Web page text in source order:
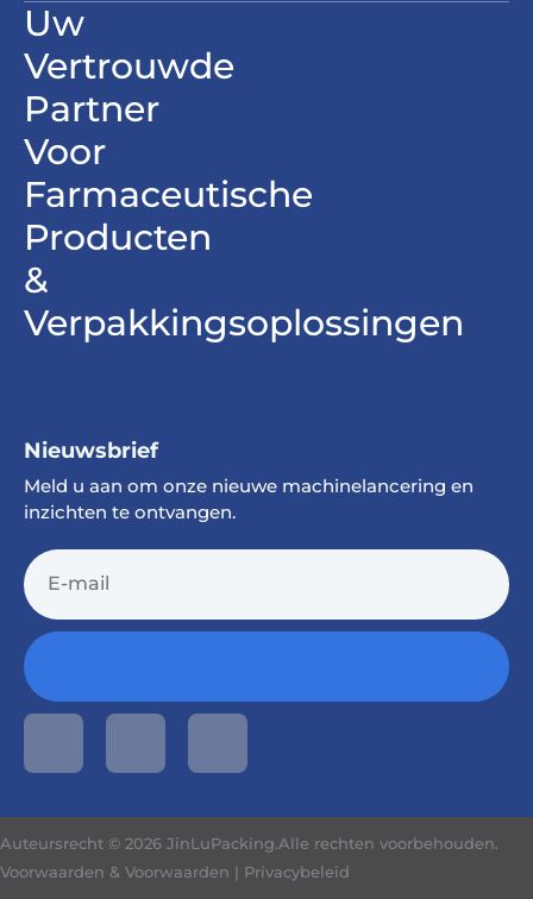
Uw
Vertrouwde
Partner
Voor
Farmaceutische
Producten
&
Verpakkingsoplossingen
Nieuwsbrief
Meld u aan om onze nieuwe machinelancering en
inzichten te ontvangen.
Auteursrecht © 2026 JinLuPacking.Alle rechten voorbehouden.
Voorwaarden & Voorwaarden | Privacybeleid